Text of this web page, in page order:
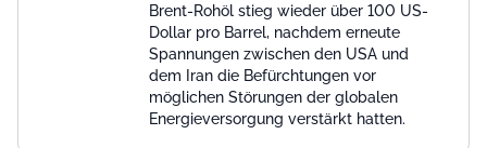
Brent-Rohöl stieg wieder über 100 US-
Dollar pro Barrel, nachdem erneute
Spannungen zwischen den USA und
dem Iran die Befürchtungen vor
möglichen Störungen der globalen
Energieversorgung verstärkt hatten.